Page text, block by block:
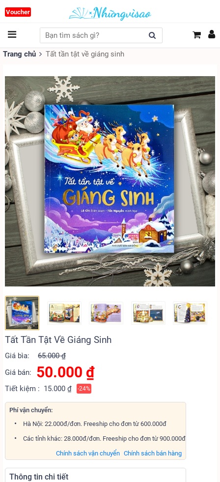
Voucher
Trang chủ Tất tần tật về giáng sinh
Tất Tần Tật Về Giáng Sinh
Giá bìa:
65.000 ₫
Giá bán:
50.000 ₫
Tiết kiệm : 15.000 ₫ -24%
Phí vận chuyển:
Hà Nội: 22.000đ/đơn. Freeship cho đơn từ 600.000đ
Các tỉnh khác: 28.000đ/đơn. Freeship cho đơn từ 900.000đ
Chính sách bán hàng
Chính sách vận chuyển
Thông tin chi tiết